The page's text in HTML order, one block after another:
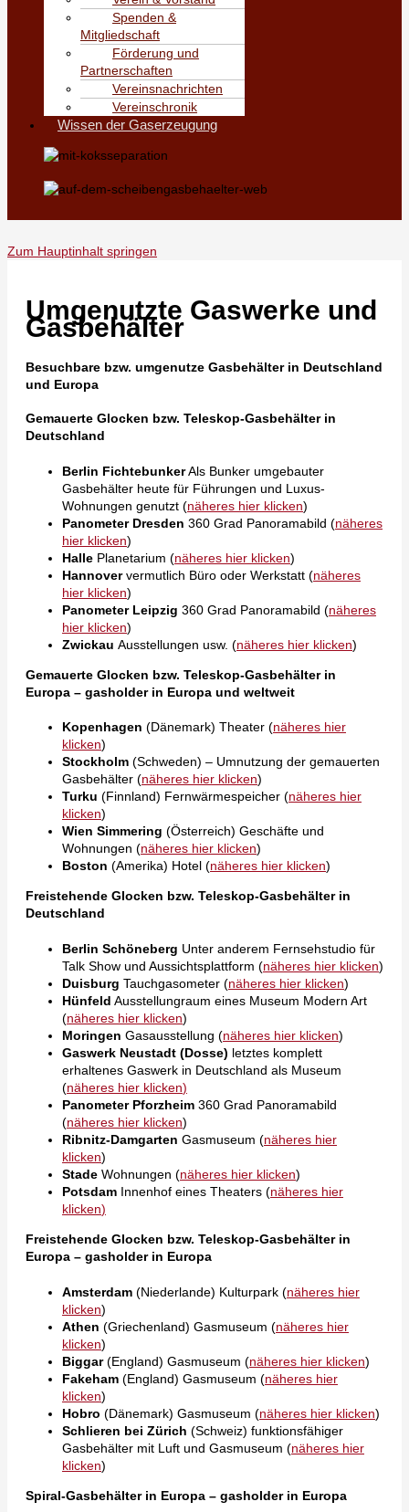
Spenden &
Mitgliedschaft
Förderung und
Partnerschaften
Vereinsnachrichten
Vereinschronik
Wissen der Gaserzeugung
Zum Hauptinhalt springen
Umgenutzte Gaswerke und
Gasbehälter
Besuchbare bzw. umgenutze Gasbehälter in Deutschland
und Europa
Gemauerte Glocken bzw. Teleskop-Gasbehälter in
Deutschland
Berlin FichtebunkerAls Bunker umgebauter
Gasbehälter heute für Führungen und Luxus-
Wohnungen genutzt (näheres hier klicken)
Panometer Dresden 360 Grad Panoramabild (näheres
hier klicken)
Halle Planetarium (näheres hier klicken)
Hannoververmutlich Büro oder Werkstatt (näheres
hier klicken)
Panometer Leipzig 360 Grad Panoramabild (näheres
hier klicken)
Zwickau Ausstellungen usw. (näheres hier klicken)
Gemauerte Glocken bzw. Teleskop-Gasbehälter in
Europa – gasholder in Europa und weltweit
Kopenhagen (Dänemark) Theater (näheres hier
klicken)
Stockholm (Schweden) – Umnutzung der gemauerten
Gasbehälter (näheres hier klicken)
Turku (Finnland) Fernwärmespeicher (näheres hier
klicken)
Wien Simmering (Österreich) Geschäfte und
Wohnungen (näheres hier klicken)
Boston (Amerika) Hotel (näheres hier klicken)
Freistehende Glocken bzw. Teleskop-Gasbehälter in
Deutschland
Berlin Schöneberg Unter anderem Fernsehstudio für
Talk Show und Aussichtsplattform (näheres hier klicken)
Duisburg Tauchgasometer (näheres hier klicken)
Hünfeld Ausstellungraum eines Museum Modern Art
(näheres hier klicken)
Moringen Gasausstellung (näheres hier klicken)
Gaswerk Neustadt (Dosse) letztes komplett
erhaltenes Gaswerk in Deutschland als Museum
(näheres hier klicken)
Panometer Pforzheim 360 Grad Panoramabild
(näheres hier klicken)
Ribnitz-Damgarten Gasmuseum (näheres hier
klicken)
Stade Wohnungen (näheres hier klicken)
Potsdam Innenhof eines Theaters (näheres hier
klicken)
Freistehende Glocken bzw. Teleskop-Gasbehälter in
Europa – gasholder in Europa
Amsterdam (Niederlande) Kulturpark (näheres hier
klicken)
Athen (Griechenland) Gasmuseum (näheres hier
klicken)
Biggar(England) Gasmuseum (näheres hier klicken)
Fakeham (England) Gasmuseum (näheres hier
klicken)
Hobro (Dänemark) Gasmuseum (näheres hier klicken)
Schlieren bei Zürich (Schweiz) funktionsfähiger
Gasbehälter mit Luft und Gasmuseum (näheres hier
klicken)
Spiral-Gasbehälter in Europa – gasholder in Europa